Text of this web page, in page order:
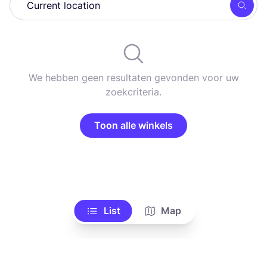
Zoek
We hebben geen resultaten gevonden voor uw
zoekcriteria.
Toon alle winkels
List Map